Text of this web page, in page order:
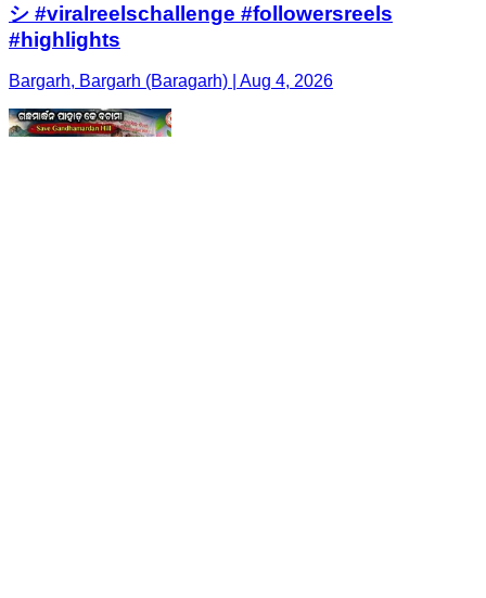
シ #viralreelschallenge #followersreels
#highlights
Bargarh, Bargarh (Baragarh) | Aug 4, 2026